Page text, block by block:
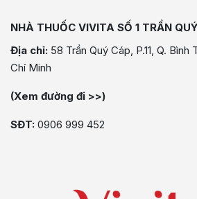
NHÀ THUỐC VIVITA SỐ 1 TRẦN
Địa chỉ: 58 Trần Quý Cáp, P.11, Q.
Chí Minh
(Xem đường đi >>)
SĐT: 0906 999 452